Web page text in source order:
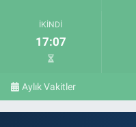
İKINDI
17:07
Aylık Vakitler